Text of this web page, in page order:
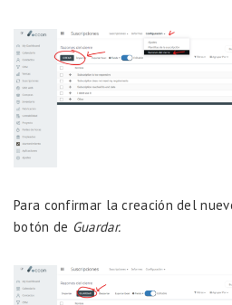
Para confirmar la creación del
botón de Guardar.